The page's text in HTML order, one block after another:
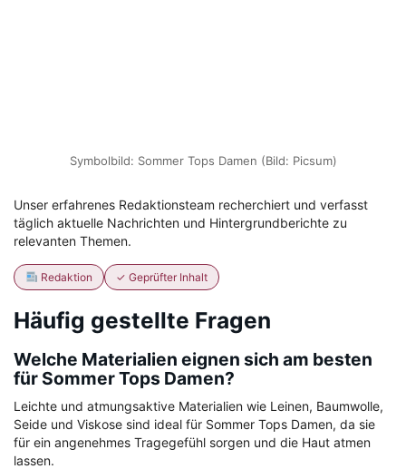
Symbolbild: Sommer Tops Damen (Bild: Picsum)
Unser erfahrenes Redaktionsteam recherchiert und verfasst
täglich aktuelle Nachrichten und Hintergrundberichte zu
relevanten Themen.
Redaktion ✓ Geprüfter Inhalt
Häufig gestellte Fragen
Welche Materialien eignen sich am besten
für Sommer Tops Damen?
Leichte und atmungsaktive Materialien wie Leinen, Baumwolle,
Seide und Viskose sind ideal für Sommer Tops Damen, da sie
für ein angenehmes Tragegefühl sorgen und die Haut atmen
lassen.